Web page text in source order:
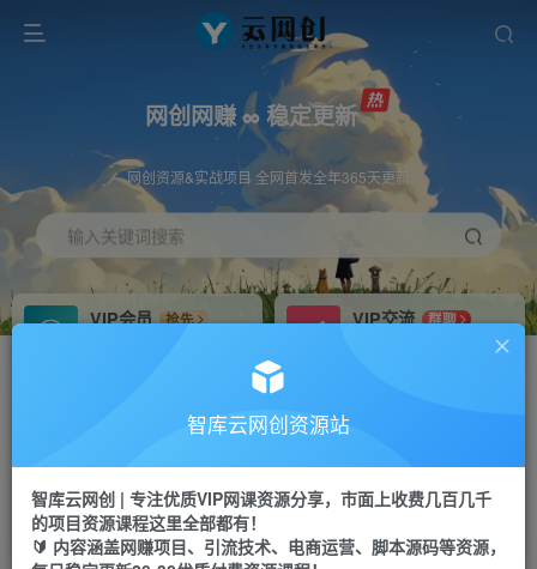
网创网赚 ∞ 稳定更新
网创资源&实战项目 全网首发全年365天更新
输入关键词搜索
VIP会员
抢先
VIP交流
群聊
研究探讨更多创业项目路子。
会员专属推广链接
网赚网创 项目
365天稳定跟新
APP下载
GO
智库云网创资源站
智库云网创 | 专注优质VIP网课资源分享，市面上收费几百几千
的项目资源课程这里全部都有！
🔰 内容涵盖网赚项目、引流技术、电商运营、脚本源码等资源，